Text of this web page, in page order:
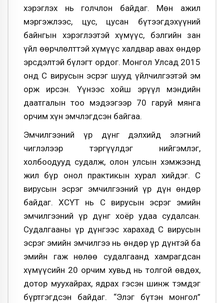
хэрэглэх нь голчлон байдаг. Мөн ажил
мэргэжлээс, цус, цусан бүтээгдэхүүний
байнгын хэрэглээтэй хүмүүс, бэлгийн зан
үйл өөрчлөлттэй хүмүүс халдвар авах өндөр
эрсдэлтэй бүлэгт ордог. Монгол Улсад 2015
онд С вирусын эсрэг шууд үйлчилгээтэй эм
орж ирсэн. Үүнээс хойш эрүүл мэндийн
даатгалын тоо мэдээгээр 70 гаруй мянга
орчим хүн эмчлэгдсэн байгаа.
Эмчилгээний үр дүнг дэлхийд элэгний
чиглэлээр тэргүүлдэг нийгэмлэг,
холбоодууд судалж, олон улсын хэмжээнд
жил бүр онол практикын хурал хийдэг. С
вирусын эсрэг эмчилгээний үр дүн өндөр
байдаг. ХӨСҮТ нь С вирусын эсрэг эмийн
эмчилгээний үр дүнг хоёр удаа судалсан.
Судалгааны үр дүнгээс харахад С вирусын
эсрэг эмийн эмчилгээ нь өндөр үр дүнтэй ба
эмийн гаж нөлөө судалгаанд хамрагдсан
хүмүүсийн 20 орчим хувьд нь толгой өвдөх,
дотор муухайрах, ядрах гэсэн шинж тэмдэг
бүртгэгдсэн байдаг. “Элэг бүтэн монгол”